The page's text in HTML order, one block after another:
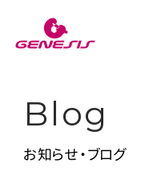
次世代型超個別塾Genesis
Blog
お知らせ・ブログ